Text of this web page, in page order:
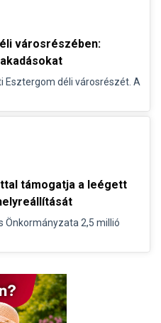
városrészében:
déli városrészét. A
támogatja a leégett
Önkormányzata 2,5 millió